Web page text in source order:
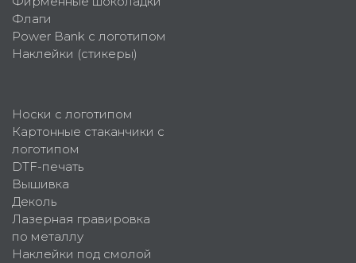
Флаги
Power Bank с логотипом
Наклейки (стикеры)
Носки с логотипом
Картонные стаканчики с
логотипом
DTF-печать
Вышивка
Деколь
Лазерная гравировка
по металлу
Наклейки под смолой